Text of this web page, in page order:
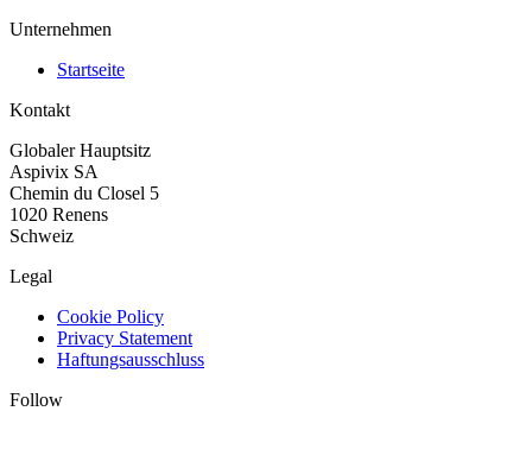
Unternehmen
Startseite
Kontakt
Globaler Hauptsitz
Aspivix SA
Chemin du Closel 5
1020 Renens
Schweiz
Legal
Cookie Policy
Privacy Statement
Haftungsausschluss
Follow